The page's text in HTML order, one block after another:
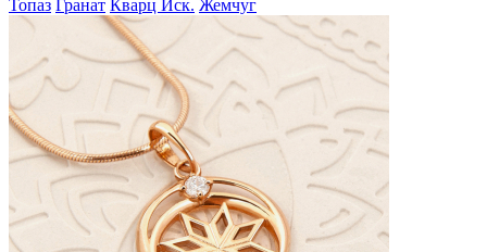
Топаз Гранат Кварц Иск. Жемчуг